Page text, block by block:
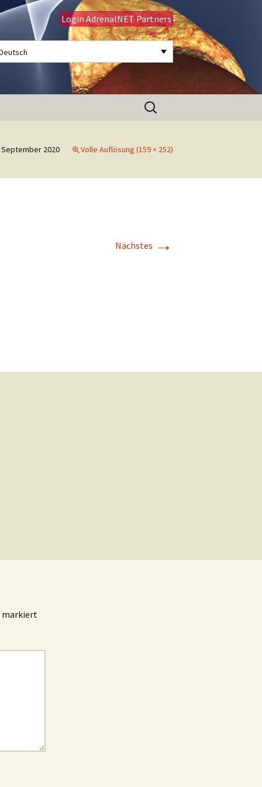
Login AdrenalNET Partners
Suchen
nach:
September 2020 Volle Auflösung (159 × 252)
Nächstes →
markiert